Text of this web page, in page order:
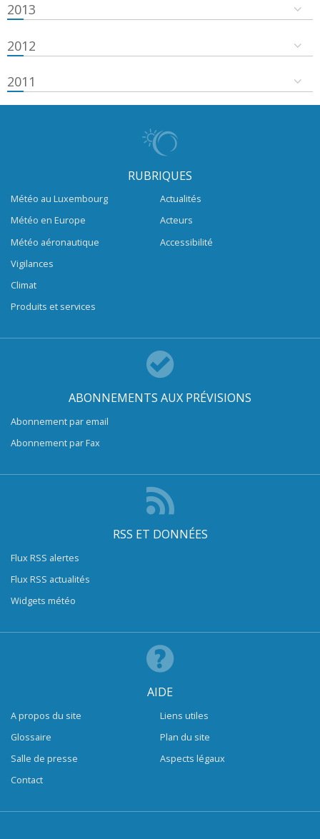
2013
2012
2011
RUBRIQUES
Météo au Luxembourg
Météo en Europe
Météo aéronautique
Vigilances
Climat
Produits et services
Actualités
Acteurs
Accessibilité
ABONNEMENTS AUX PRÉVISIONS
Abonnement par email
Abonnement par Fax
RSS ET DONNÉES
Flux RSS alertes
Flux RSS actualités
Widgets météo
AIDE
A propos du site
Glossaire
Salle de presse
Contact
Liens utiles
Plan du site
Aspects légaux